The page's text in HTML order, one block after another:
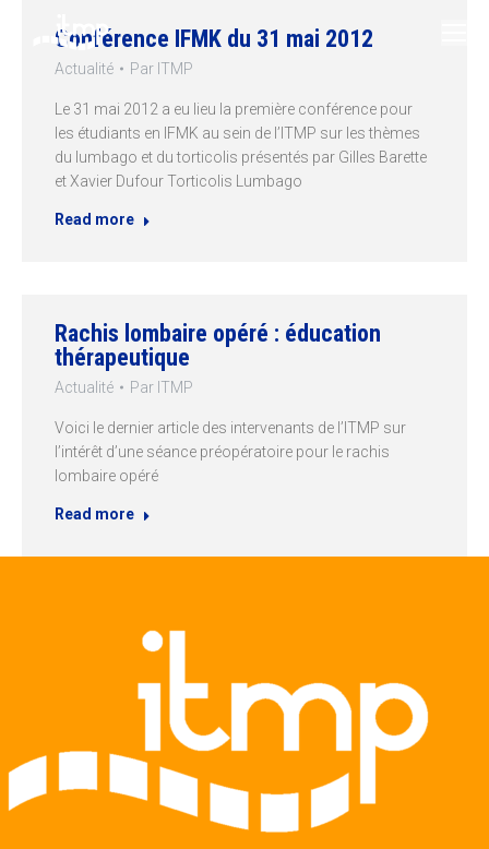
Conférence IFMK du 31 mai 2012
Actualité Par ITMP
Le 31 mai 2012 a eu lieu la première conférence pour
les étudiants en IFMK au sein de l’ITMP sur les thèmes
du lumbago et du torticolis présentés par Gilles Barette
et Xavier Dufour Torticolis Lumbago
Read more
Rachis lombaire opéré : éducation
thérapeutique
Actualité Par ITMP
Voici le dernier article des intervenants de l’ITMP sur
l’intérêt d’une séance préopératoire pour le rachis
lombaire opéré
Read more